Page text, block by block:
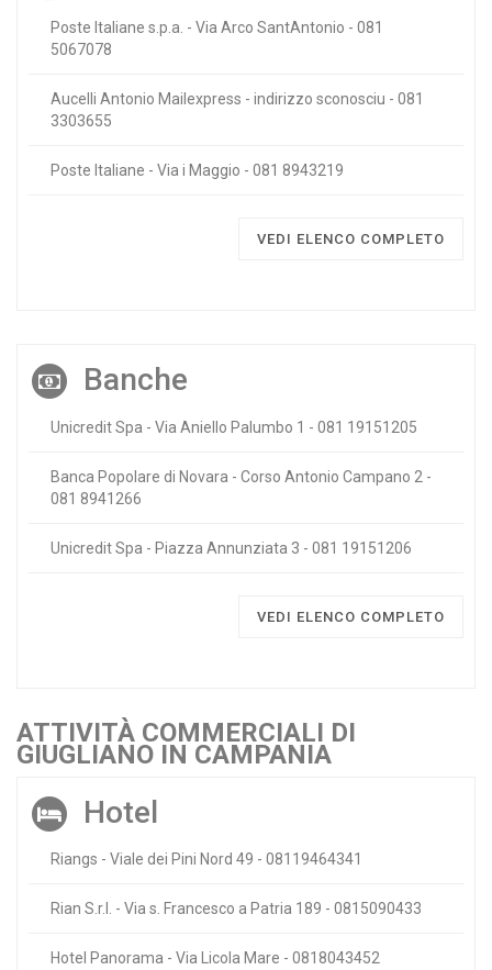
Poste Italiane s.p.a. - Via Arco SantAntonio - 081
5067078
Aucelli Antonio Mailexpress - indirizzo sconosciu - 081
3303655
Poste Italiane - Via i Maggio - 081 8943219
VEDI ELENCO COMPLETO
Banche
Unicredit Spa - Via Aniello Palumbo 1 - 081 19151205
Banca Popolare di Novara - Corso Antonio Campano 2 -
081 8941266
Unicredit Spa - Piazza Annunziata 3 - 081 19151206
VEDI ELENCO COMPLETO
ATTIVITÀ COMMERCIALI DI
GIUGLIANO IN CAMPANIA
Hotel
Riangs - Viale dei Pini Nord 49 - 08119464341
Rian S.r.l. - Via s. Francesco a Patria 189 - 0815090433
Hotel Panorama - Via Licola Mare - 0818043452